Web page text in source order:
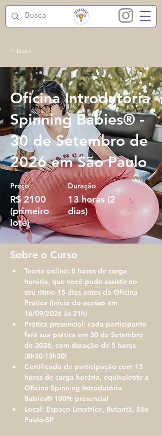
< Back
Oficina Introdutória
Spinning Babies® -
30 de Setembro de
2026 em São Paulo
Preço
R$ 2100
(primeiro
lote)
Duração
13 horas (2
dias)
Sobre o Curso
Teoria online: 8 horas de carga
horária, que você pode assistir no
seu ritmo 15 dias antes da Oficina
Prática (início do acesso em
16/09/2026 às 21h)
Prática presencial: cada participante
fará sua prática em 30 de Setembro
de 2026, com duração de 5 horas
(8h30-13h30)
Certificado de participação com 13
horas de carga horária, equivalente à
Oficina Spinning Introdutória
Babies® 100% presencial
Local: Espaço Levatrice, Butantã, São
Paulo-SP